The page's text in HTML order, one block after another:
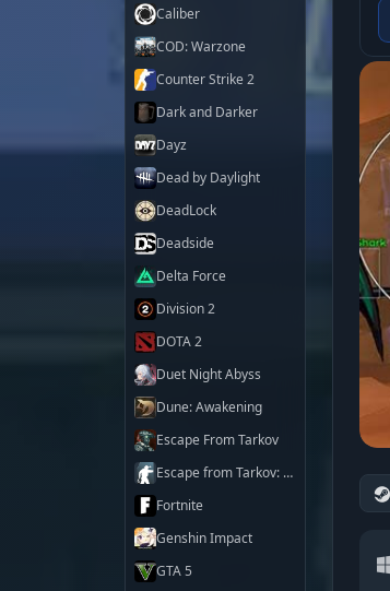
Caliber
COD: Warzone
Counter Strike 2
Dark and Darker
Dayz
Dead by Daylight
DeadLock
Deadside
Delta Force
Division 2
DOTA 2
Duet Night Abyss
Dune: Awakening
Escape From Tarkov
Escape from Tarkov: Arena
Fortnite
Genshin Impact
GTA 5